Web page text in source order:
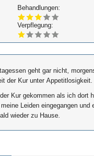
Behandlungen:
Verpflegung:
geht gar nicht,
der Kur unter Appetitlosigkeit.
Kur gekommen als ich dort
Leiden eingegangen und
wieder zu Hause.